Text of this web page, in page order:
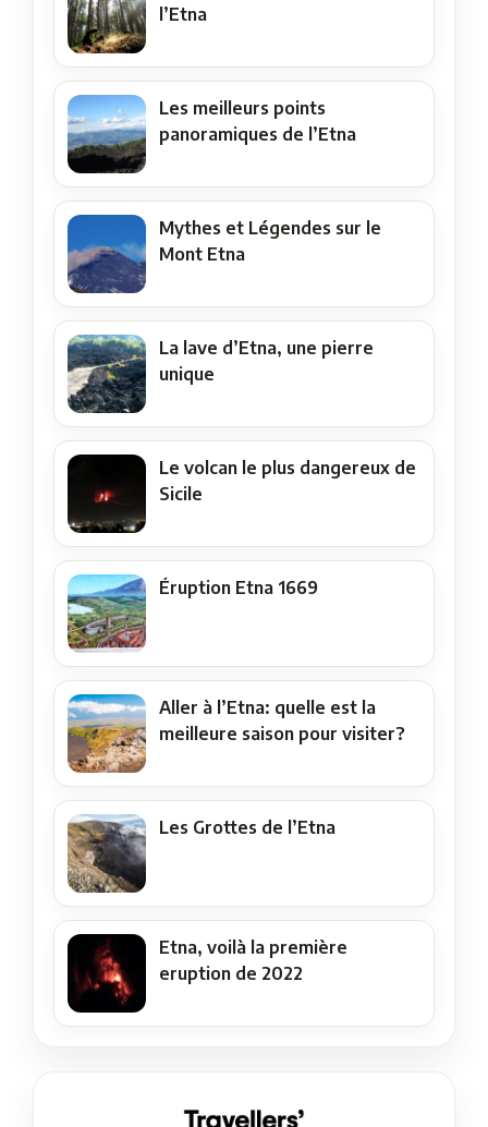
l’Etna
Les meilleurs points
panoramiques de l’Etna
Mythes et Légendes sur le
Mont Etna
La lave d’Etna, une pierre
unique
Le volcan le plus dangereux de
Sicile
Éruption Etna 1669
Aller à l’Etna: quelle est la
meilleure saison pour visiter?
Les Grottes de l’Etna
Etna, voilà la première
eruption de 2022